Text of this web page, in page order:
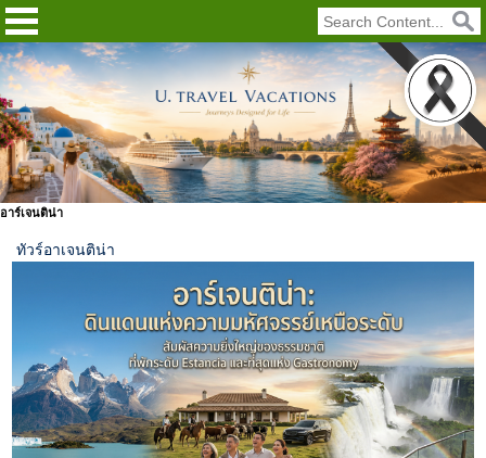
อาร์เจนติน่า
ทัวร์อาเจนติน่า